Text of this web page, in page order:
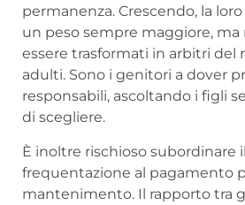
permanenza. Crescendo, la
un peso sempre maggiore,
essere trasformati in arbitri del
adulti. Sono i genitori a dover
responsabili, ascoltando i figli
di scegliere.
È inoltre rischioso subordinare
frequentazione al pagamento
mantenimento. Il rapporto tra